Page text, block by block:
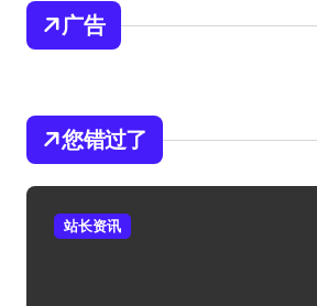
广告
您错过了
站长资讯